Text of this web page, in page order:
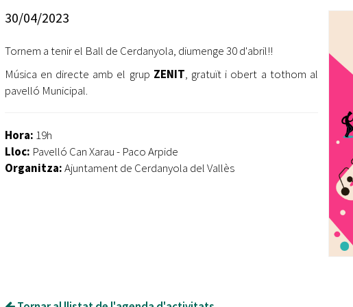
jove 2026
Cerdanyola opta a més de 5 milions d'euros del Pla de
l'entorn de l'avinguda Catalunya
L’Ajuntament reparteix ulleres gratuïtes per veure
l'eclipsi solar
30/04/2023
Tornem a tenir el Ball de Cerdanyola, diumenge 30 d'abril!!
Música en directe amb el grup ZENIT, gratuït i obert a tothom al
pavelló Municipal.
Hora: 19h
Lloc: Pavelló Can Xarau - Paco Arpide
Organitza:Ajuntament de Cerdanyola del Vallès